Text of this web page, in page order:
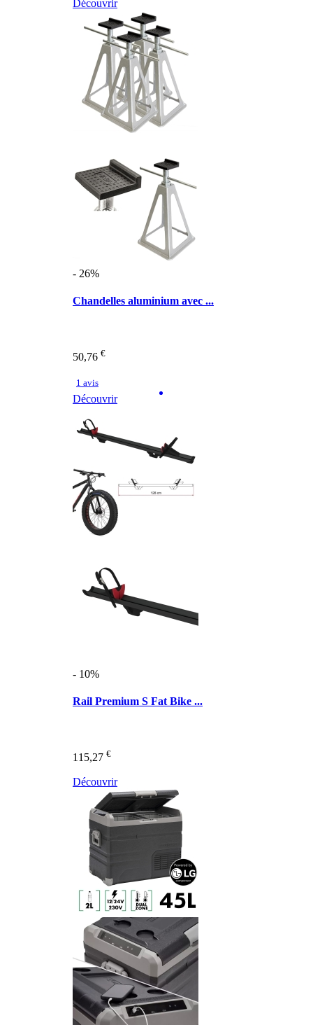
Découvrir
- 26%
Chandelles aluminium avec ...
50,76 €
1 avis
Découvrir
- 10%
Rail Premium S Fat Bike ...
115,27 €
Découvrir